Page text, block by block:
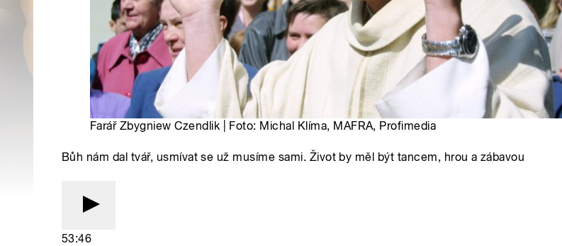
Farář Zbygniew Czendlik | Foto: Michal Klíma, MAFRA, Profimedia
Bůh nám dal tvář, usmívat se už musíme sami. Život by měl být tancem, hrou a zábavou
53:46